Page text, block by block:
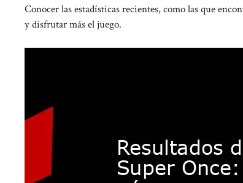
Conocer las estadísticas recientes, como las que
y disfrutar más el juego.